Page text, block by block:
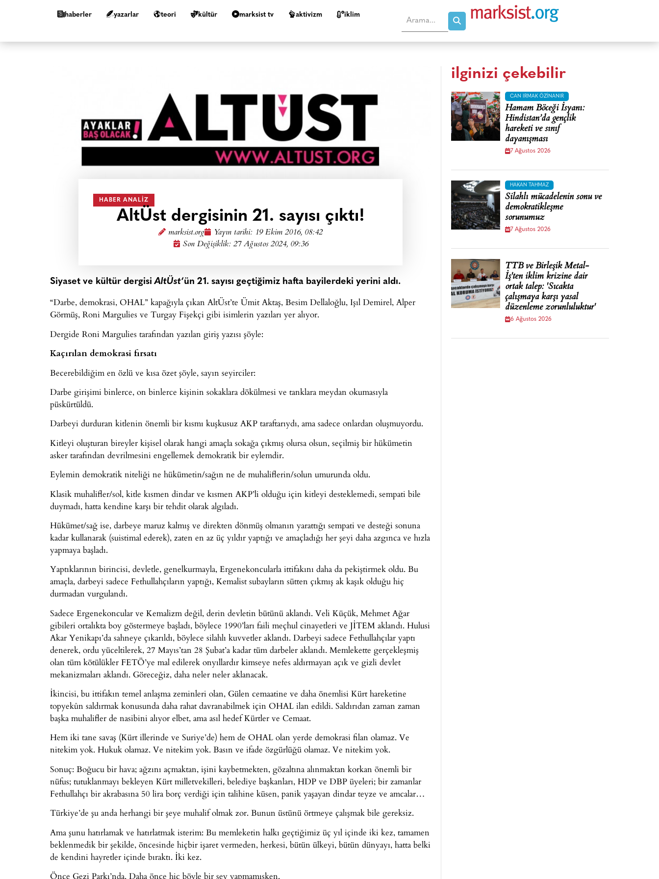
haberler yazarlar teori kültür marksist tv aktivizm i̇klim
HABER ANALIZ
AltÜst dergisinin 21. sayısı çıktı!
marksist.org Yayın tarihi: 19 Ekim 2016, 08:42
Son Değişiklik: 27 Ağustos 2024, 09:36
Siyaset ve kültür dergisiAltÜst‘ün 21. sayısı geçtiğimiz hafta bayilerdeki yerini aldı.
“Darbe, demokrasi, OHAL” kapağıyla çıkan AltÜst’te Ümit Aktaş, Besim Dellaloğlu, Işıl Demirel, Alper
Görmüş, Roni Margulies ve Turgay Fişekçi gibi isimlerin yazıları yer alıyor.
Dergide Roni Margulies tarafından yazılan giriş yazısı şöyle:
Kaçırılan demokrasi fırsatı
Becerebildiğim en özlü ve kısa özet şöyle, sayın seyirciler:
Darbe girişimi binlerce, on binlerce kişinin sokaklara dökülmesi ve tanklara meydan okumasıyla
püskürtüldü.
Darbeyi durduran kitlenin önemli bir kısmı kuşkusuz AKP taraftarıydı, ama sadece onlardan oluşmuyordu.
Kitleyi oluşturan bireyler kişisel olarak hangi amaçla sokağa çıkmış olursa olsun, seçilmiş bir hükümetin
asker tarafından devrilmesini engellemek demokratik bir eylemdir.
Eylemin demokratik niteliği ne hükümetin/sağın ne de muhaliflerin/solun umurunda oldu.
Klasik muhalifler/sol, kitle kısmen dindar ve kısmen AKP’li olduğu için kitleyi desteklemedi, sempati bile
duymadı, hatta kendine karşı bir tehdit olarak algıladı.
Hükümet/sağ ise, darbeye maruz kalmış ve direkten dönmüş olmanın yarattığı sempati ve desteği sonuna
kadar kullanarak (suistimal ederek), zaten en az üç yıldır yaptığı ve amaçladığı her şeyi daha azgınca ve hızla
yapmaya başladı.
Yaptıklarının birincisi, devletle, genelkurmayla, Ergenekoncularla ittifakını daha da pekiştirmek oldu. Bu
amaçla, darbeyi sadece Fethullahçıların yaptığı, Kemalist subayların sütten çıkmış ak kaşık olduğu hiç
durmadan vurgulandı.
Sadece Ergenekoncular ve Kemalizm değil, derin devletin bütünü aklandı. Veli Küçük, Mehmet Ağar
gibileri ortalıkta boy göstermeye başladı, böylece 1990’ları faili meçhul cinayetleri ve JİTEM aklandı. Hulusi
Akar Yenikapı’da sahneye çıkarıldı, böylece silahlı kuvvetler aklandı. Darbeyi sadece Fethullahçılar yaptı
denerek, ordu yüceltilerek, 27 Mayıs’tan 28 Şubat’a kadar tüm darbeler aklandı. Memlekette gerçekleşmiş
olan tüm kötülükler FETÖ’ye mal edilerek onyıllardır kimseye nefes aldırmayan açık ve gizli devlet
mekanizmaları aklandı. Göreceğiz, daha neler neler aklanacak.
İkincisi, bu ittifakın temel anlaşma zeminleri olan, Gülen cemaatine ve daha önemlisi Kürt hareketine
topyekûn saldırmak konusunda daha rahat davranabilmek için OHAL ilan edildi. Saldırıdan zaman zaman
başka muhalifler de nasibini alıyor elbet, ama asıl hedef Kürtler ve Cemaat.
Hem iki tane savaş (Kürt illerinde ve Suriye’de) hem de OHAL olan yerde demokrasi filan olamaz. Ve
nitekim yok. Hukuk olamaz. Ve nitekim yok. Basın ve ifade özgürlüğü olamaz. Ve nitekim yok.
Sonuç: Boğucu bir hava; ağzını açmaktan, işini kaybetmekten, gözaltına alınmaktan korkan önemli bir
nüfus; tutuklanmayı bekleyen Kürt milletvekilleri, belediye başkanları, HDP ve DBP üyeleri; bir zamanlar
Fethullahçı bir akrabasına 50 lira borç verdiği için talihine küsen, panik yaşayan dindar teyze ve amcalar…
Türkiye’de şu anda herhangi bir şeye muhalif olmak zor. Bunun üstünü örtmeye çalışmak bile gereksiz.
Ama şunu hatırlamak ve hatırlatmak isterim: Bu memleketin halkı geçtiğimiz üç yıl içinde iki kez, tamamen
beklenmedik bir şekilde, öncesinde hiçbir işaret vermeden, herkesi, bütün ülkeyi, bütün dünyayı, hatta belki
de kendini hayretler içinde bıraktı. İki kez.
Önce Gezi Parkı’nda. Daha önce hiç böyle bir şey yapmamışken.
ilginizi çekebilir
CAN IRMAK ÖZINANIR
Hamam Böceği İsyanı:
Hindistan’da gençlik
hareketi ve sınıf
dayanışması
7 Ağustos 2026
HAKAN TAHMAZ
Silahlı mücadelenin sonu ve
demokratikleşme
sorunumuz
7 Ağustos 2026
TTB ve Birleşik Metal-
İş'ten iklim krizine dair
ortak talep: 'Sıcakta
çalışmaya karşı yasal
düzenleme zorunluluktur'
6 Ağustos 2026